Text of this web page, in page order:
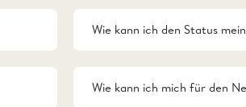
Wie kann ich den Status
Wie kann ich mich für den